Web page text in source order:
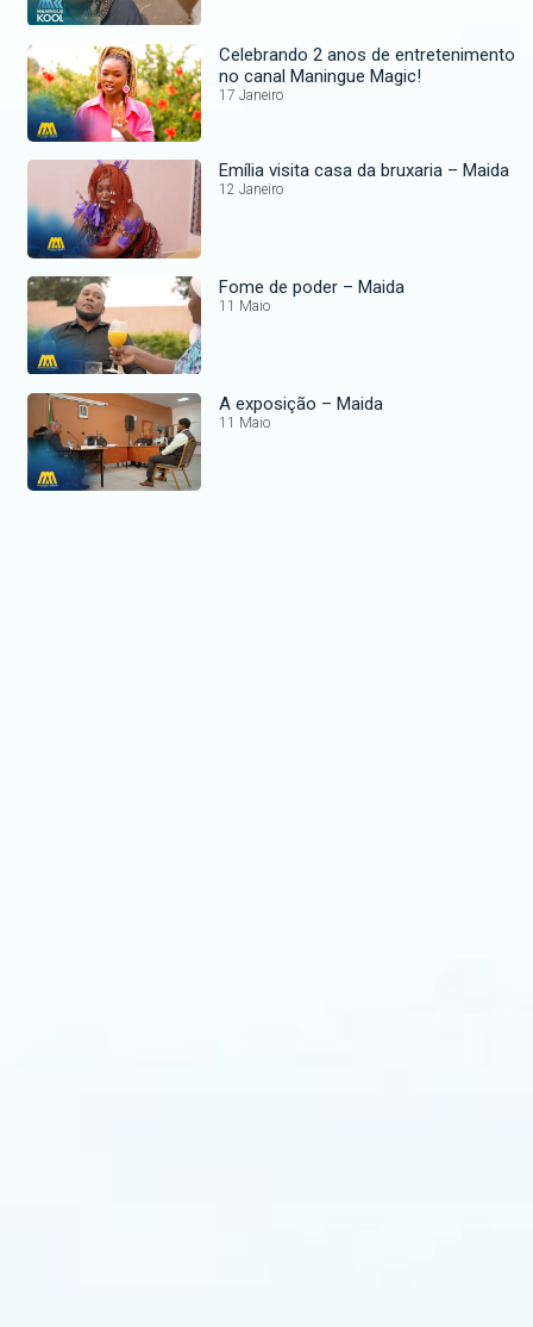
Celebrando 2 anos de entretenimento
no canal Maningue Magic!
17 Janeiro
Emília visita casa da bruxaria – Maida
12 Janeiro
Fome de poder – Maida
11 Maio
A exposição – Maida
11 Maio